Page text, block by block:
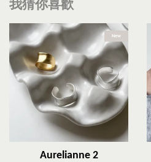
我猜你喜歡
New
Aurelianne 2